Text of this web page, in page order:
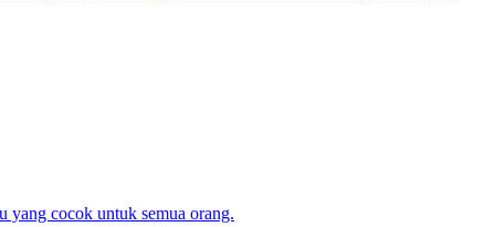
yang cocok untuk semua orang.